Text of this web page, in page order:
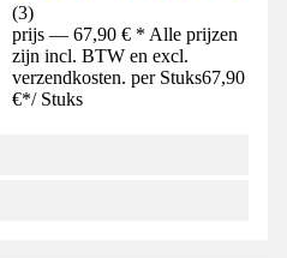
(3)
prijs — 67,90 € * Alle prijzen
zijn incl. BTW en excl.
verzendkosten. per Stuks67,90
€*/ Stuks